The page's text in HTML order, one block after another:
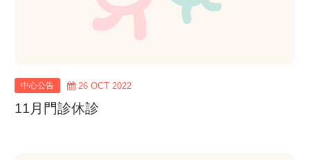
中心公告 26 OCT 2022
11月門診休診